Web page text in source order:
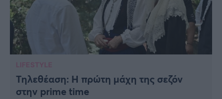
LIFESTYLE
Τηλεθέαση: Η πρώτη μάχη της σεζόν
στην prime time